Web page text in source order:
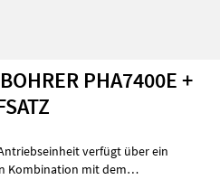
PHA7400E +
verfügt über ein
Kombination mit dem